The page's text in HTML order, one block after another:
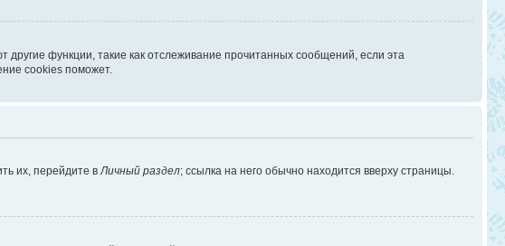
функции, такие как отслеживание прочитанных сообщений, если эта
cookies поможет.
их, перейдите в Личный раздел; ссылка на него обычно находится вверху страницы.